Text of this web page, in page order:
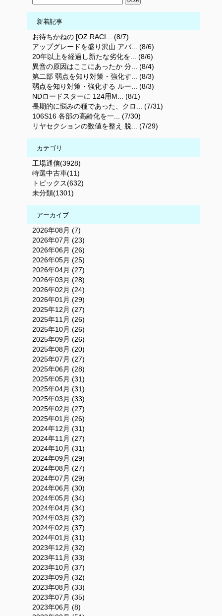
新着記事
お待ちかねの [OZ RACI... (8/7)
アップグレードを盛り沢山 アバ... (8/6)
20年以上を経過し新たな劣化を... (8/6)
異音の原因はここにあったか 分... (8/4)
第二部 弱点を知り対策・強化す... (8/3)
弱点を知り対策・強化する ルー... (8/3)
NDロードスターに 124用M... (8/1)
長期的に悩みの種であった、クロ... (7/31)
106S16 各部の高齢化を一... (7/30)
リヤセクションの数値を整え 脱... (7/29)
カテゴリ
工場通信(3928)
特選中古車(11)
トピックス(632)
未分類(1301)
アーカイブ
2026年08月 (7)
2026年07月 (23)
2026年06月 (26)
2026年05月 (25)
2026年04月 (27)
2026年03月 (28)
2026年02月 (24)
2026年01月 (29)
2025年12月 (27)
2025年11月 (26)
2025年10月 (26)
2025年09月 (26)
2025年08月 (20)
2025年07月 (27)
2025年06月 (28)
2025年05月 (31)
2025年04月 (31)
2025年03月 (33)
2025年02月 (27)
2025年01月 (26)
2024年12月 (31)
2024年11月 (27)
2024年10月 (31)
2024年09月 (29)
2024年08月 (27)
2024年07月 (29)
2024年06月 (30)
2024年05月 (34)
2024年04月 (34)
2024年03月 (32)
2024年02月 (37)
2024年01月 (31)
2023年12月 (32)
2023年11月 (33)
2023年10月 (37)
2023年09月 (32)
2023年08月 (33)
2023年07月 (35)
2023年06月 (8)